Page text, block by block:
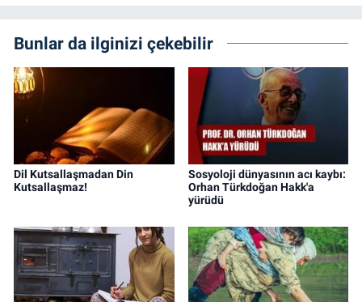
Bunlar da ilginizi çekebilir
Dil Kutsallaşmadan Din
Kutsallaşmaz!
Sosyoloji dünyasının acı kaybı:
Orhan Türkdoğan Hakk'a
yürüdü